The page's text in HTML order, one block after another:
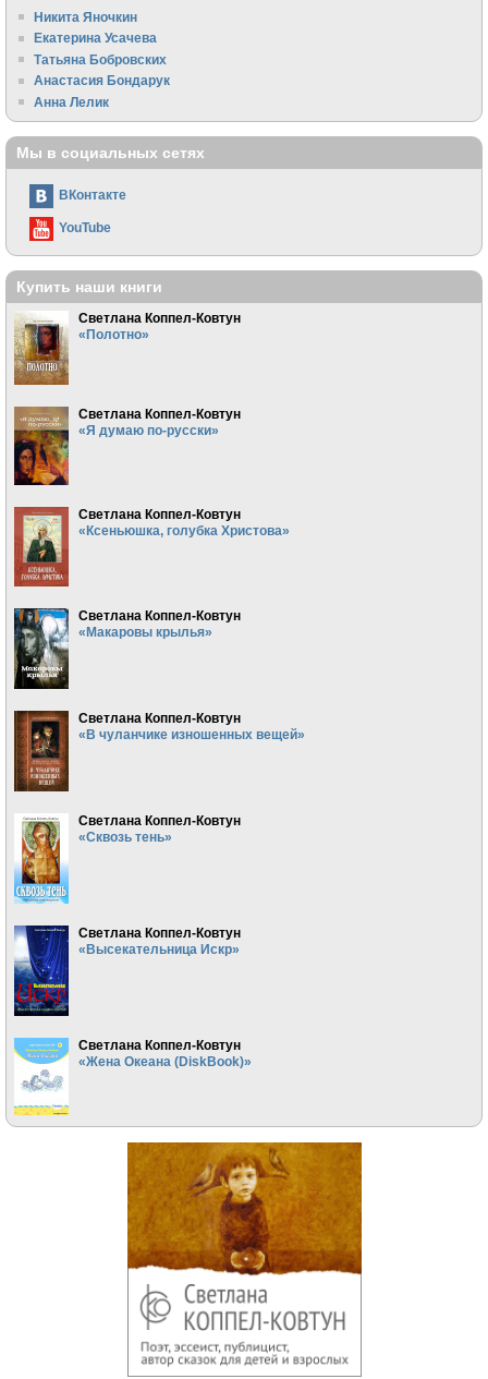
Никита Яночкин
Екатерина Усачева
Татьяна Бобровских
Анастасия Бондарук
Анна Лелик
Мы в социальных сетях
ВКонтакте
YouTube
Купить наши книги
Светлана Коппел-Ковтун
«Полотно»
Светлана Коппел-Ковтун
«Я думаю по-русски»
Светлана Коппел-Ковтун
«Ксеньюшка, голубка Христова»
Светлана Коппел-Ковтун
«Макаровы крылья»
Светлана Коппел-Ковтун
«В чуланчике изношенных вещей»
Светлана Коппел-Ковтун
«Сквозь тень»
Светлана Коппел-Ковтун
«Высекательница Искр»
Светлана Коппел-Ковтун
«Жена Океана (DiskBook)»